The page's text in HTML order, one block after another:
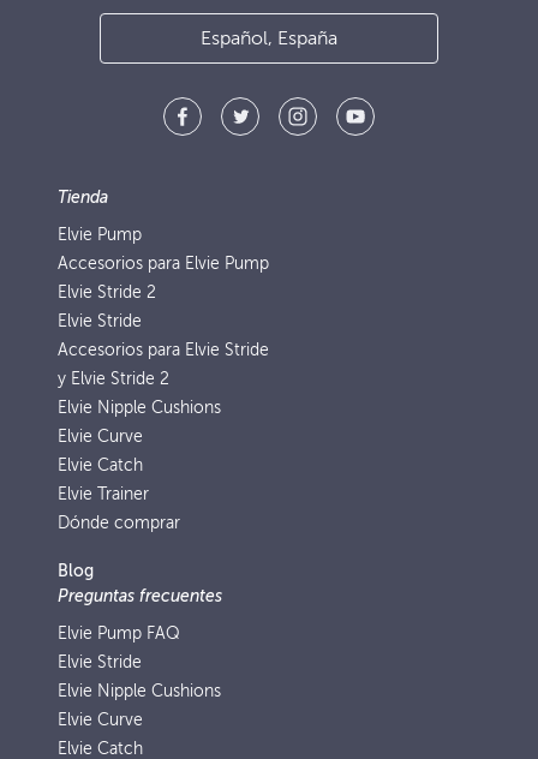
Español, España
Tienda
Elvie Pump
Accesorios para Elvie Pump
Elvie Stride 2
Elvie Stride
Accesorios para Elvie Stride
y Elvie Stride 2
Elvie Nipple Cushions
Elvie Curve
Elvie Catch
Elvie Trainer
Dónde comprar
Blog
Preguntas frecuentes
Elvie Pump FAQ
Elvie Stride
Elvie Nipple Cushions
Elvie Curve
Elvie Catch